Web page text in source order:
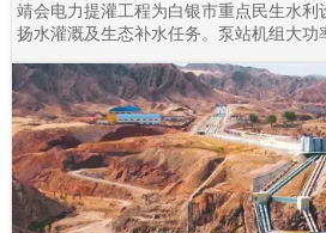
靖会电力提灌工程为白银市重点民生水利
扬水灌溉及生态补水任务。泵站机组大功
全域规模化应用上海雷诺尔高压产品，
80余台、高压变频器20余台，设备分阶
至今批量接入高压产品，全系列设备经
定可靠。